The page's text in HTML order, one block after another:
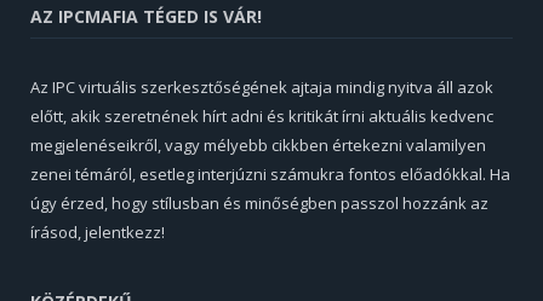
AZ IPCMAFIA TÉGED IS VÁR!
Az IPC virtuális szerkesztőségének ajtaja mindig nyitva áll azok
előtt, akik szeretnének hírt adni és kritikát írni aktuális kedvenc
megjelenéseikről, vagy mélyebb cikkben értekezni valamilyen
zenei témáról, esetleg interjúzni számukra fontos előadókkal. Ha
úgy érzed, hogy stílusban és minőségben passzol hozzánk az
írásod, jelentkezz!